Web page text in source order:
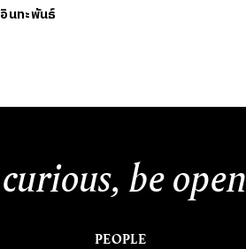
นทะพันธ์
be open
PEOPLE